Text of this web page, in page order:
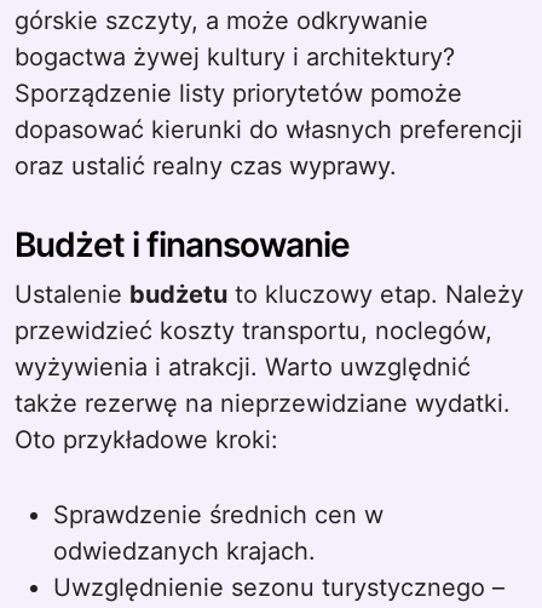
górskie szczyty, a może odkrywanie
bogactwa żywej kultury i architektury?
Sporządzenie listy priorytetów pomoże
dopasować kierunki do własnych preferencji
oraz ustalić realny czas wyprawy.
Budżet i finansowanie
Ustalenie budżetu to kluczowy etap. Należy
przewidzieć koszty transportu, noclegów,
wyżywienia i atrakcji. Warto uwzględnić
także rezerwę na nieprzewidziane wydatki.
Oto przykładowe kroki:
Sprawdzenie średnich cen w
odwiedzanych krajach.
Uwzględnienie sezonu turystycznego –